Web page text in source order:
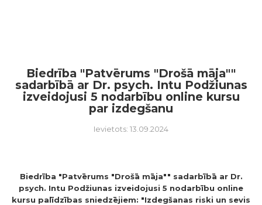
Biedrība "Patvērums "Drošā māja""
sadarbībā ar Dr. psych. Intu Podžiunas
izveidojusi 5 nodarbību online kursu
par izdegšanu
Ievietots: 13.09.2024
Biedrība "Patvērums "Drošā māja"" sadarbībā ar Dr.
psych. Intu Podžiunas izveidojusi 5 nodarbību online
kursu palīdzības sniedzējiem: "Izdegšanas riski un sevis